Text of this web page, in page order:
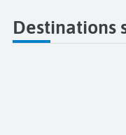
Destinations